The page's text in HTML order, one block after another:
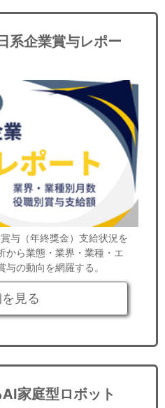
系企業賞与レポー
与（年終獎金）支給状況を
から業態・業界・業種・エ
の動向を網羅する。
見る
家庭型ロボット